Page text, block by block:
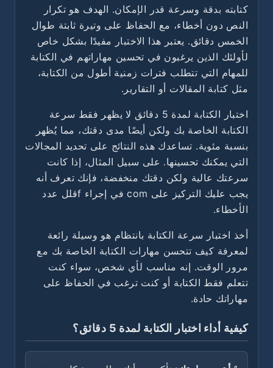
كتابته بدقة وسرعة قدر الإمكان. الهدف هو تكرار
النص دون أخطاء، مع الحفاظ على وتيرة ثابتة طوال
الخمس دقائق. يعتبر هذا الاختبار مفيدًا بشكل خاص
لأولئك الذين يرغبون في تحسين مهاراتهم في الكتابة
للمهام التي تتطلب فترات زمنية أطول من الكتابة،
مثل كتابة المقالات أو التقارير.
اختبار الكتابة لمدة 5 دقائق لا يظهر فقط سرعة
الكتابة الخاصة بك ولكن أيضًا مدى دقتك، مما يُظهر
بنسبة مئوية. تساعدك هذه النتائج على تحديد المجالات
التي يمكنك تحسينها. على سبيل المثال، إذا كانت
سرعتك عالية ولكن دقتك منخفضة، فإنك تعرف أنه
يجب عليك التركيز على com في إجراء fقلل عدد
الأخطاء.
أخذ اختبار سرعة الكتابة بانتظام هو وسيلة رائعة
لمعرفة كيف تتحسن مهارات الكتابة الخاصة بك مع
مرور الوقت. إنه مناسب لأي شخص، سواء كنت
تتعلم فقط الكتابة أو كنت ترغب في الحفاظ على
مهاراتك حادة.
كيفية أداء اختبار الكتابة لمدة 5 دقائق؟